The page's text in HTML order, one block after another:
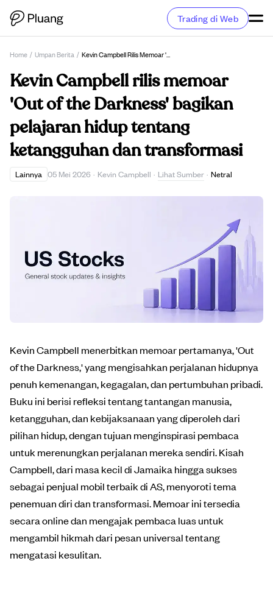
Trading di Web
Home / Umpan Berita / Kevin Campbell Rilis Memoar 'Out Of The Darkness' Bagikan Pelajaran Hidup Tentang Ketangguhan Dan Transformasi
Kevin Campbell rilis memoar
'Out of the Darkness' bagikan
pelajaran hidup tentang
ketangguhan dan transformasi
Lainnya 05 Mei 2026 · Kevin Campbell · Lihat Sumber · Netral
Kevin Campbell menerbitkan memoar pertamanya, 'Out
of the Darkness,' yang mengisahkan perjalanan hidupnya
penuh kemenangan, kegagalan, dan pertumbuhan pribadi.
Buku ini berisi refleksi tentang tantangan manusia,
ketangguhan, dan kebijaksanaan yang diperoleh dari
pilihan hidup, dengan tujuan menginspirasi pembaca
untuk merenungkan perjalanan mereka sendiri. Kisah
Campbell, dari masa kecil di Jamaika hingga sukses
sebagai penjual mobil terbaik di AS, menyoroti tema
penemuan diri dan transformasi. Memoar ini tersedia
secara online dan mengajak pembaca luas untuk
mengambil hikmah dari pesan universal tentang
mengatasi kesulitan.